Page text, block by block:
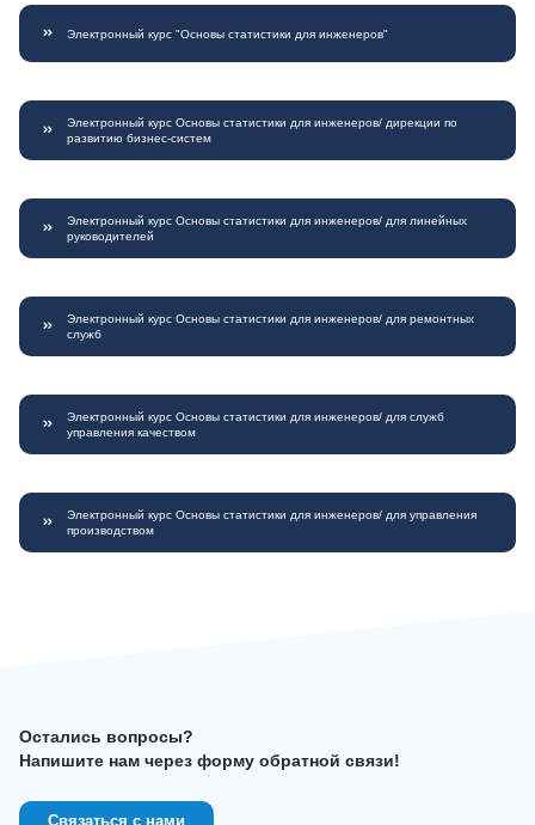
Электронный курс "Основы статистики для инженеров"
Электронный курс Основы статистики для инженеров/ дирекции по
развитию бизнес-систем
Электронный курс Основы статистики для инженеров/ для линейных
руководителей
Электронный курс Основы статистики для инженеров/ для ремонтных
служб
Электронный курс Основы статистики для инженеров/ для служб
управления качеством
Электронный курс Основы статистики для инженеров/ для управления
производством
Остались вопросы?
Напишите нам через форму обратной связи!
Связаться с нами